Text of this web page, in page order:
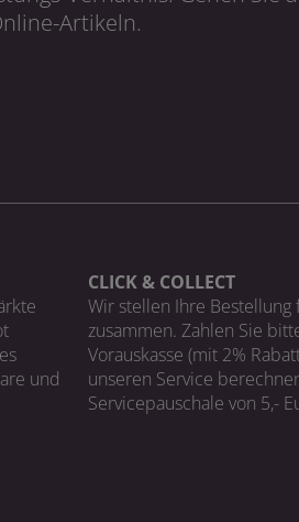
Artikeln.
und
CLICK & COLLECT
Wir stellen Ihre Bestellung
zusammen. Zahlen Sie
Vorauskasse (mit 2%
unseren Service
Servicepauschale von 5,-